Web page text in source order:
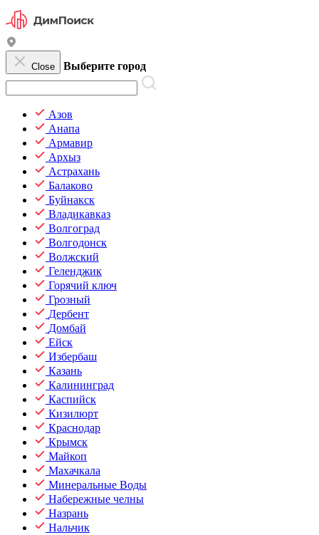
Close Выберите город
Азов
Анапа
Армавир
Архыз
Астрахань
Балаково
Буйнакск
Владикавказ
Волгоград
Волгодонск
Волжский
Геленджик
Горячий ключ
Грозный
Дербент
Домбай
Ейск
Избербаш
Казань
Калининград
Каспийск
Кизилюрт
Краснодар
Крымск
Майкоп
Махачкала
Минеральные Воды
Набережные челны
Назрань
Нальчик